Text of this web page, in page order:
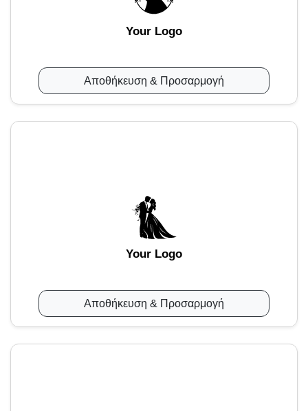
Your Logo
Αποθήκευση & Προσαρμογή
Your Logo
Αποθήκευση & Προσαρμογή